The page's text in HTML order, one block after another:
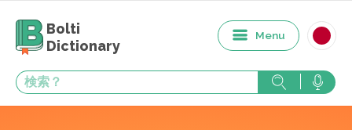
Bolti
Dictionary
Menu